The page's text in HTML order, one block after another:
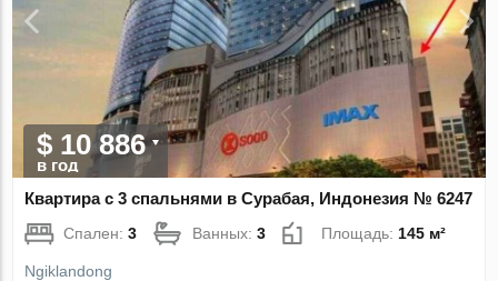
$ 10 886
в год
Квартира с 3 спальнями в Сурабая, Индонезия № 6247
Спален:3 Ванных:3 Площадь: 145 м²
Ngiklandong